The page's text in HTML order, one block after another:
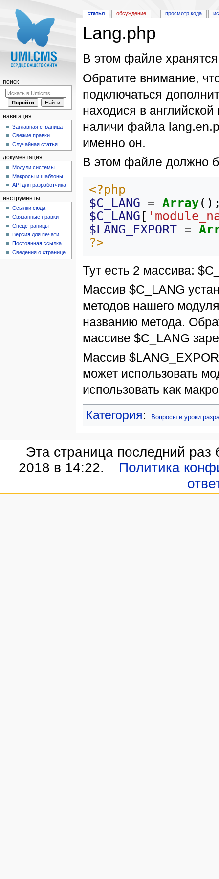
Lang.php
В этом файле
Обратите внимание,
подключаться
находися в
наличи файла
именно он.
В этом файле должно
<?php
$C_LANG = Array
$C_LANG [
$LANG_EXPORT =
?>
Тут есть 2 массива:
Массив $C_LANG
методов нашего
названию метода.
массиве $C_LANG
Массив
может использовать
использовать как
Категория: Вопросы и уроки
статья обсуждение просмотр кода
поиск
навигация
Заглавная страница
Свежие правки
Случайная статья
документация
Модули системы
Макросы и шаблоны
API для разработчика
инструменты
Ссылки сюда
Связанные правки
Спецстраницы
Версия для печати
Постоянная ссылка
Сведения о странице
Эта страница последний
2018 в 14:22.
Политика